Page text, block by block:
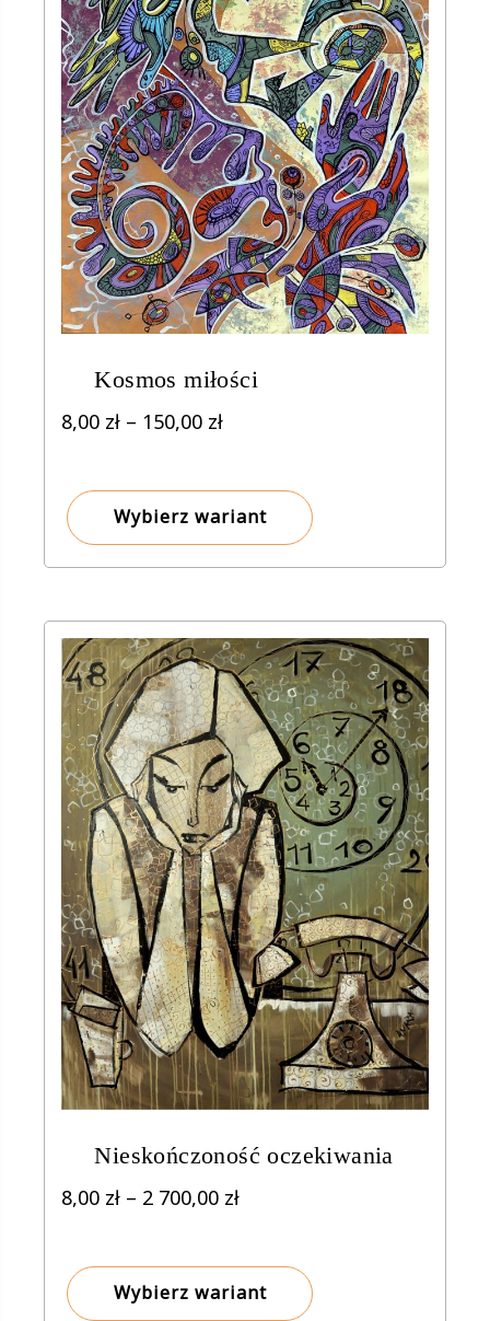
Kosmos miłości
8,00 zł – 150,00 złZakres
8,00 zł
do
Wybierz wariant
Nieskończoność oczekiwania
8,00 zł – 2 700,00 złZakres
8,00 zł
do
Wybierz wariant